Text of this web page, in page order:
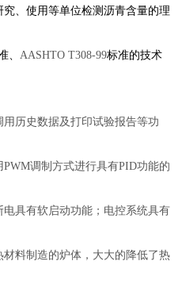
、使用等单位检测沥青含量的理
、AASHTO T308-99标准的技术
历史数据及打印试验报告等功
PWM调制方式进行具有PID功能的
具有软启动功能；电控系统具有
料制造的炉体，大大的降低了热